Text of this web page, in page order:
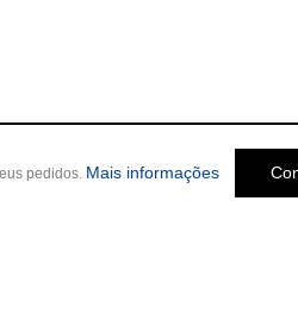
pedidos. Mais informações